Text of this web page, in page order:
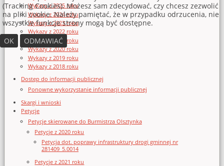
Wykazy z 2025 roku
Wykazy z 2024 roku
Wykazy z 2023 roku
Wykazy z 2022 roku
Wykazy z 2021 roku
Wykazy z 2020 roku
Wykazy z 2019 roku
Wykazy z 2018 roku
Dostęp do informacji publicznej
Ponowne wykorzystanie informacji publicznej
Skargi i wnioski
Petycje
Petycje skierowane do Burmistrza Olsztynka
Petycje z 2020 roku
Petycja dot. poprawy infrastruktury drogi gminnej nr
281409_5.0014
Petycje z 2021 roku
(Tracking Cookies). Możesz sam zdecydować, czy chcesz zezwolić
na pliki cookie. Należy pamiętać, że w przypadku odrzucenia, nie
wszystkie funkcje strony mogą być dostępne.
OK
ODMAWIAĆ